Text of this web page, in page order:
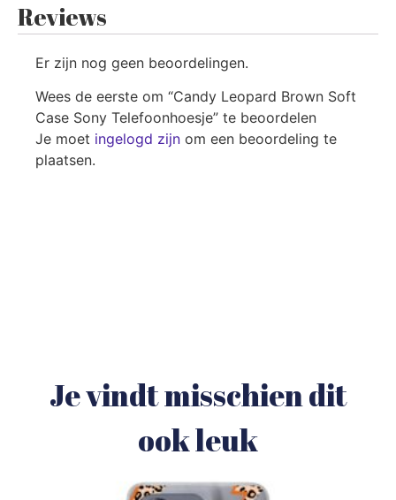
Reviews
Er zijn nog geen beoordelingen.
Wees de eerste om “Candy Leopard Brown Soft
Case Sony Telefoonhoesje” te beoordelen
Je moet ingelogd zijn om een beoordeling te
plaatsen.
Je vindt misschien dit
ook leuk